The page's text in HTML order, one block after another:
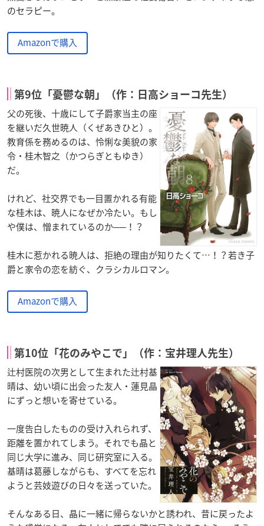
のセラピー。
Amazonで購入
第9位「憂鬱な朝」（作：日高ショーコ先生）
父の死後、十歳にして子爵家当主の座
を継いだ久世暁人（くぜあきひと）。
教育係を務めるのは、怜悧な美貌の家
令・桂木智之（かつらぎともゆき）
だ。
けれど、社交界でも一目置かれる有能
な桂木は、暁人になぜか冷たい。もし
や僕は、憎まれているのか──！？
桂木に惹かれる暁人は、拒絶の理由が知りたくて…！？若き子
爵と家令の恋を紡ぐ、クラシカルロマン。
Amazonで購入
第10位「花のみやこで」（作：宝井理人先生）
辻村医院の次男として生まれた辻村基
晴は、幼い頃に出会った友人・蓮見晶
にずっと想いを寄せている。
一度告白したものの受け入れられず、
距離を置かれてしまう。それでも晶と
同じ大学に進み、同じ研究室に入る。
基晴は葛藤しながらも、すべてを忘れ
ようと芸妓遊びの日々を送っていた。
そんなある日、晶に一緒に帰らないかと誘われ、昔に戻ったよ